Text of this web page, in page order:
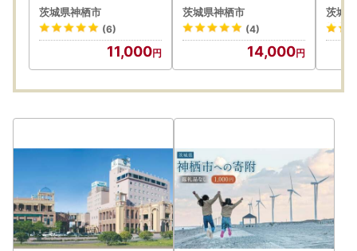
ス 炙り あぶり 魚 缶詰
保存 長期保存
茨城県神栖市
(6)
11,000
茨城県神栖市
(4)
14,000
大
0g×3
ナノ
め替
茨城